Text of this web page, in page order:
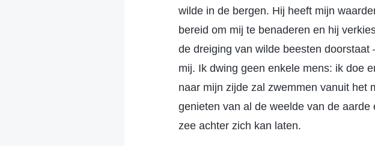
wilde in de bergen. Hij heeft mijn
bereid om mij te benaderen en hij
de dreiging van wilde beesten
mij. Ik dwing geen enkele mens: ik doe
naar mijn zijde zal zwemmen vanuit het
genieten van al de weelde van de
zee achter zich kan laten.